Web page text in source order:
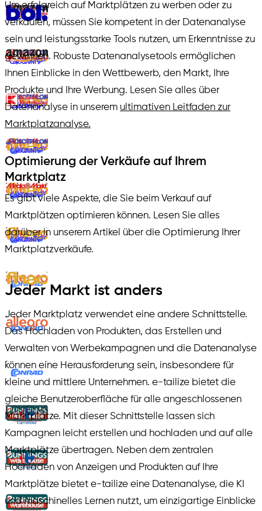
Um erfolgreich auf Marktplätzen zu werben oder zu
verkaufen, müssen Sie kompetent in der Datenanalyse
sein und leistungsstarke Tools nutzen, um Erkenntnisse zu
gewinnen. Robuste Datenanalysetools ermöglichen
Ihnen Einblicke in den Wettbewerb, den Markt, Ihre
Produkte und Ihre Werbung. Lesen Sie alles über
Datenanalyse in unserem ultimativen Leitfaden zur
Marktplatzanalyse.
Optimierung der Verkäufe auf Ihrem
Marktplatz
Es gibt viele Aspekte, die Sie beim Verkauf auf
Marktplätzen optimieren können. Lesen Sie alles
darüber in unserem Artikel über die Optimierung Ihrer
Marktplatzverkäufe.
Jeder Markt ist anders
Jeder Marktplatz verwendet eine andere Schnittstelle.
Das Hochladen von Produkten, das Erstellen und
Verwalten von Werbekampagnen und die Datenanalyse
können eine Herausforderung sein, insbesondere für
kleine und mittlere Unternehmen. e-tailize bietet die
gleiche Benutzeroberfläche für alle angeschlossenen
Marktplätze. Mit dieser Schnittstelle lassen sich
Kampagnen leicht erstellen und hochladen und auf alle
Marktplätze übertragen. Neben dem zentralen
Hochladen von Anzeigen und Produkten auf Ihre
Marktplätze bietet e-tailize eine Datenanalyse, die KI
und maschinelles Lernen nutzt, um einzigartige Einblicke